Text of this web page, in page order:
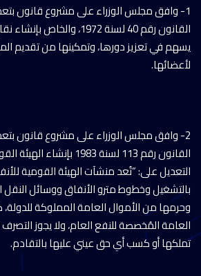
1- وافق مجلس الوزراء على مشروع قانون
القانون رقم 40 لسنة 1972،
يسهم في تعزيز دورها، وتمكينها من تقديم
لأعضائها.
2- وافق مجلس الوزراء على مشروع قانون
القانون رقم 113 لسنة 1983
التعديل على: “تُعد منشآت الهيئة القومية
بالتشغيل وخطوط مترو الأنفاق ووسائل النقل
وحرمها من الأموال العامة المملوكة
العامة المُخصصة للنفع العام، ولا يجوز التصرف
تملكها أو كسب أي حق عيني عليها بالتقادم.